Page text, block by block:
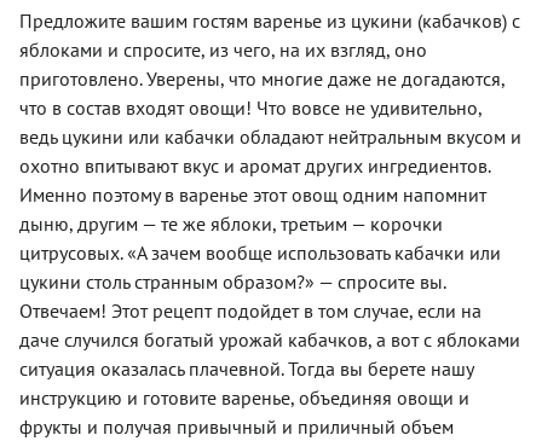
Предложите вашим гостям варенье из цукини (кабачков) с
яблоками и спросите, из чего, на их взгляд, оно
приготовлено. Уверены, что многие даже не догадаются,
что в состав входят овощи! Что вовсе не удивительно,
ведь цукини или кабачки обладают нейтральным вкусом и
охотно впитывают вкус и аромат других ингредиентов.
Именно поэтому в варенье этот овощ одним напомнит
дыню, другим — те же яблоки, третьим — корочки
цитрусовых. «А зачем вообще использовать кабачки или
цукини столь странным образом?» — спросите вы.
Отвечаем! Этот рецепт подойдет в том случае, если на
даче случился богатый урожай кабачков, а вот с яблоками
ситуация оказалась плачевной. Тогда вы берете нашу
инструкцию и готовите варенье, объединяя овощи и
фрукты и получая привычный и приличный объем